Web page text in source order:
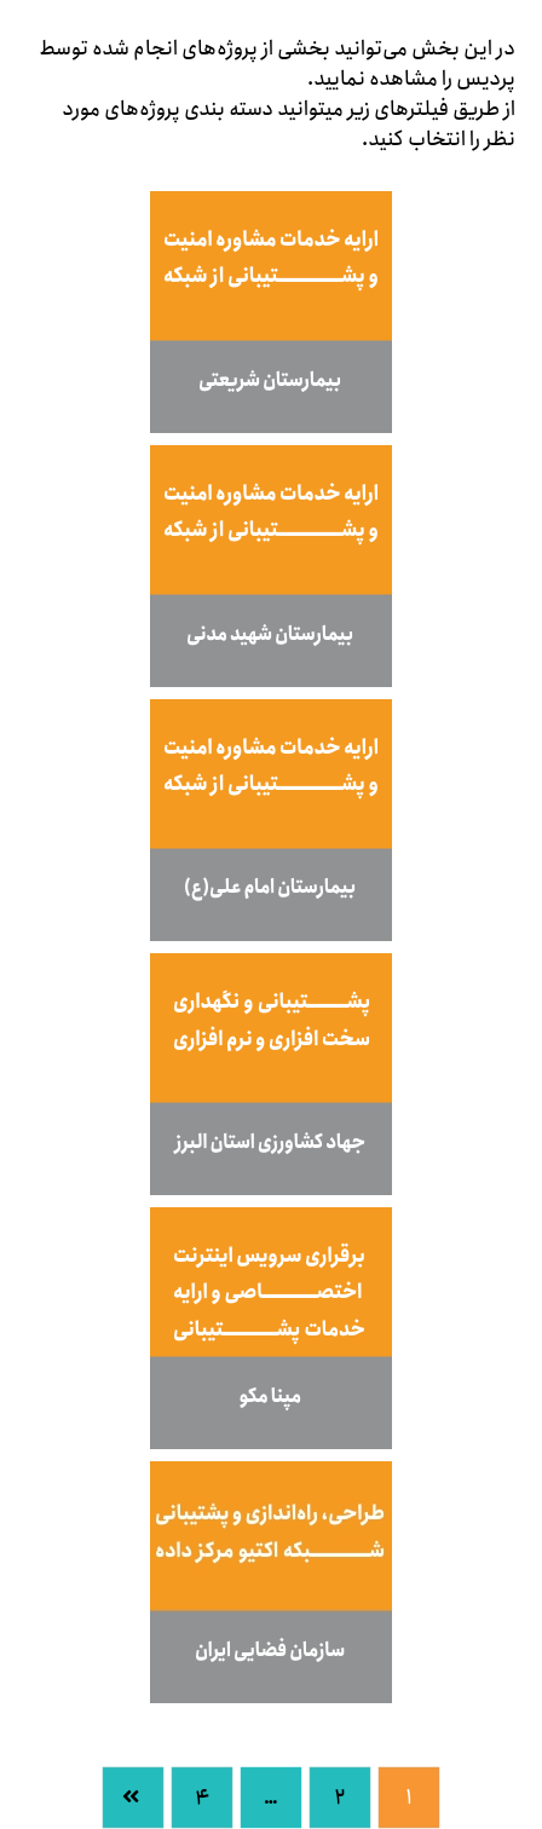
در این بخش می‌توانید بخشی از پروژه‌های انجام شده توسط
پردیس را مشاهده نمایید.
از طریق فیلترهای زیر می‎توانید دسته بندی پروژه‌های مورد
نظر را انتخاب کنید.
۱ ۲ … ۴